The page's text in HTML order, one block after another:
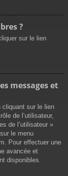
?
sur le lien
messages et
cliquant sur le lien
de l’utilisateur,
de l’utilisateur »
le menu
Pour effectuer une
avancée et
disponibles.